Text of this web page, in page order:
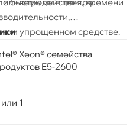
упрощенном средстве.
Xeon® семейства
E5-2600
1